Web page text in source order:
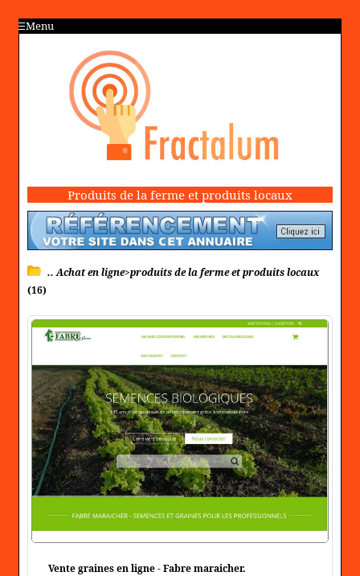
Menu
Produits de la ferme et produits locaux
.. Achat en ligne>produits de la ferme et produits locaux
(16)
Vente graines en ligne - Fabre maraicher.